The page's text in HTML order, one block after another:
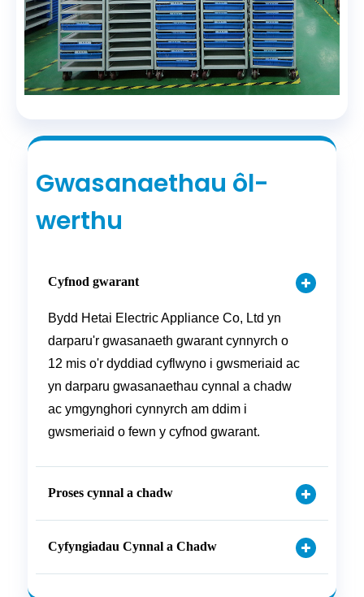
Gwasanaethau ôl-
werthu
Cyfnod gwarant
Bydd Hetai Electric Appliance Co, Ltd yn
darparu'r gwasanaeth gwarant cynnyrch o
12 mis o'r dyddiad cyflwyno i gwsmeriaid ac
yn darparu gwasanaethau cynnal a chadw
ac ymgynghori cynnyrch am ddim i
gwsmeriaid o fewn y cyfnod gwarant.
Proses cynnal a chadw
Cyfyngiadau Cynnal a Chadw